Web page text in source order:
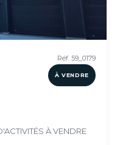
Réf. 59_0179
À VENDRE
À VENDRE